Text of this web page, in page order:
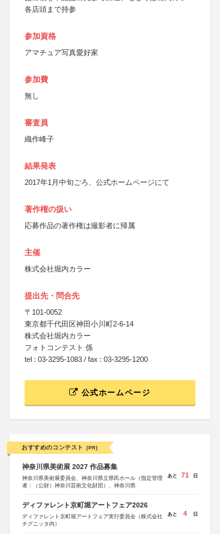
各店頭まで持参
参加資格
アマチュア写真愛好家
参加費
無し
審査員
織作峰子
結果発表
2017年1月中旬ごろ、公式ホームページにて
著作権の扱い
応募作品の著作権は撮影者に帰属
主催
株式会社堀内カラー
提出先・問合先
〒101-0052
東京都千代田区神田小川町2-6-14
株式会社堀内カラー
フォトコンテスト 係
tel : 03-3295-1083 / fax : 03-3295-1200
公式ホームページ
おすすめのコンテスト [PR]
神奈川県美術展 2027 作品募集
神奈川県美術展委員会、神奈川県立県民ホール（指定管理
者：（公財）神奈川芸術文化財団）、神奈川県
あと 71 日
ディファレント京町堀アートフェア2026
ディファレント京町堀アートフェア実行委員会（株式会社
チグニッタ内）
あと 4 日